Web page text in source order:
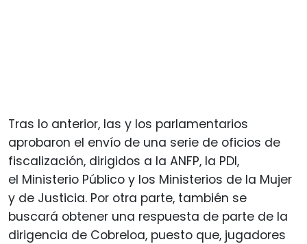
Tras lo anterior, las y los parlamentarios
aprobaron el envío de una serie de oficios de
fiscalización, dirigidos a la ANFP, la PDI,
el Ministerio Público y los Ministerios de la Mujer
y de Justicia. Por otra parte, también se
buscará obtener una respuesta de parte de la
dirigencia de Cobreloa, puesto que, jugadores